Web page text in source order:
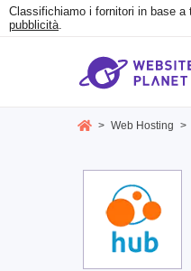
Classifichiamo i fornitori in base
pubblicità.
> Web Hosting >